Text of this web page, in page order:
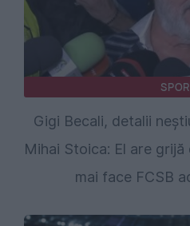
Gigi Becali, detalii
Mihai Stoica: El are grijă
mai face FCSB